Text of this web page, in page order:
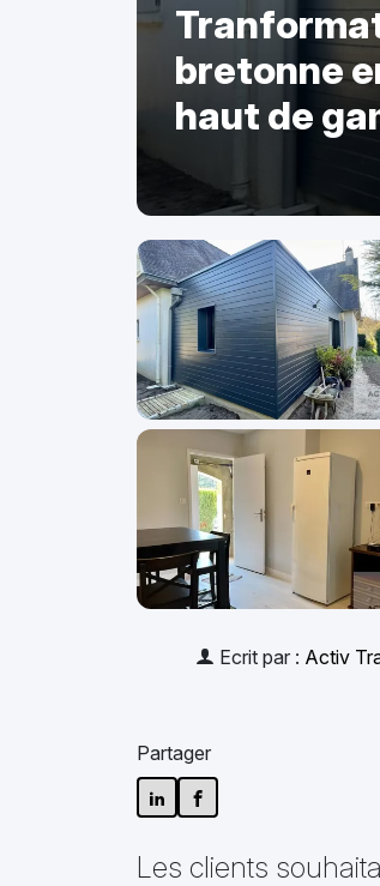
bretonne
haut de
Ecrit par : Activ
Partager
Les clients